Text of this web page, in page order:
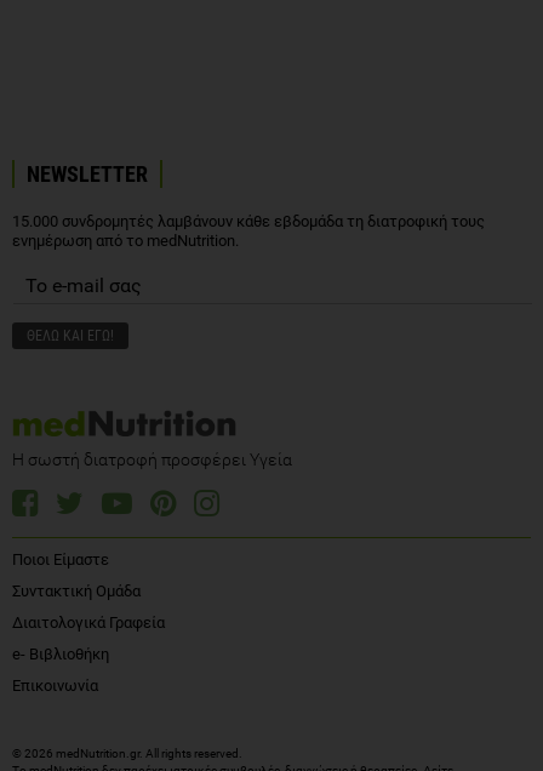
NEWSLETTER
15.000 συνδρομητές λαμβάνουν κάθε εβδομάδα τη διατροφική τους
ενημέρωση από το medNutrition.
Η σωστή διατροφή προσφέρει Υγεία
Ποιοι Είμαστε
Συντακτική Ομάδα
Διαιτολογικά Γραφεία
e- Βιβλιοθήκη
Επικοινωνία
© 2026 medNutrition.gr. All rights reserved.